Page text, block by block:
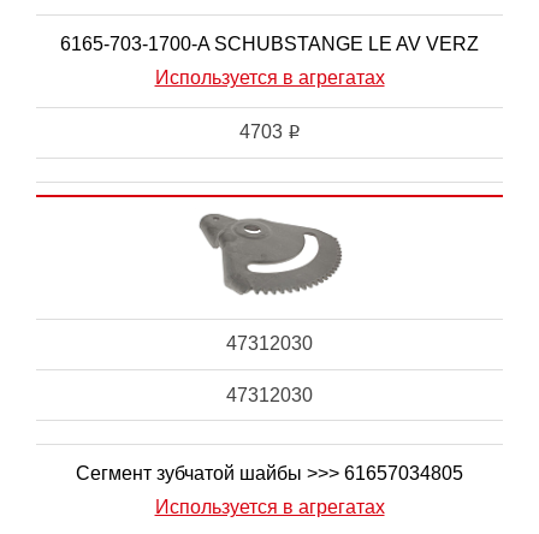
6165-703-1700-A SCHUBSTANGE LE AV VERZ
Используется в агрегатах
4703 i
47312030
47312030
Сегмент зубчатой шайбы >>> 61657034805
Используется в агрегатах